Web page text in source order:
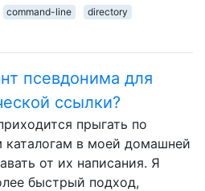
command-line
directory
псевдонима для
ссылки?
прыгать по
каталогам в моей домашней
от их написания. Я
быстрый подход,